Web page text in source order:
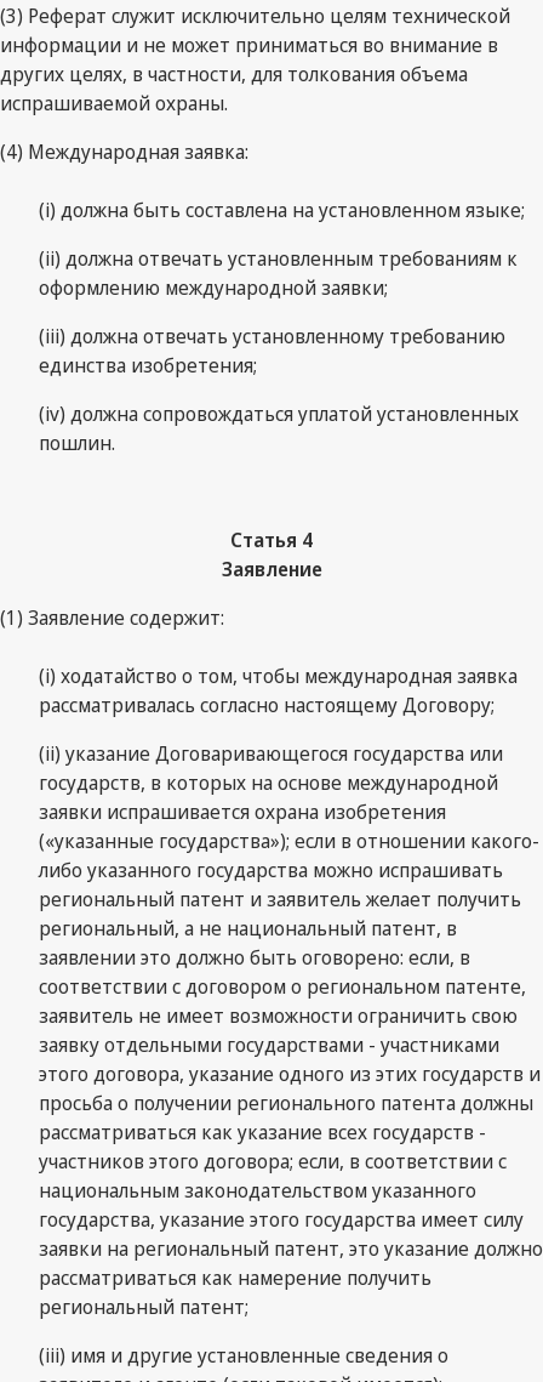
(3) Реферат служит исключительно целям технической
информации и не может приниматься во внимание в
других целях, в частности, для толкования объема
испрашиваемой охраны.
(4) Международная заявка:
(i) должна быть составлена на установленном языке;
(ii) должна отвечать установленным требованиям к
оформлению международной заявки;
(iii) должна отвечать установленному требованию
единства изобретения;
(iv) должна сопровождаться уплатой установленных
пошлин.
Статья 4
Заявление
(1) Заявление содержит:
(i) ходатайство о том, чтобы международная заявка
рассматривалась согласно настоящему Договору;
(ii) указание Договаривающегося государства или
государств, в которых на основе международной
заявки испрашивается охрана изобретения
(«указанные государства»); если в отношении какого-
либо указанного государства можно испрашивать
региональный патент и заявитель желает получить
региональный, а не национальный патент, в
заявлении это должно быть оговорено: если, в
соответствии с договором о региональном патенте,
заявитель не имеет возможности ограничить свою
заявку отдельными государствами - участниками
этого договора, указание одного из этих государств и
просьба о получении регионального патента должны
рассматриваться как указание всех государств -
участников этого договора; если, в соответствии с
национальным законодательством указанного
государства, указание этого государства имеет силу
заявки на региональный патент, это указание должно
рассматриваться как намерение получить
региональный патент;
(iii) имя и другие установленные сведения о